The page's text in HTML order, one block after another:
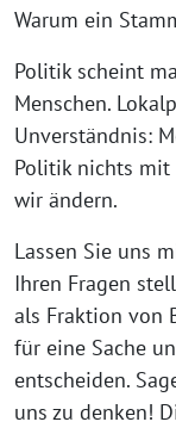
Warum ein
Politik scheint
Menschen.
Unverständnis:
Politik nichts mit
wir ändern.
Lassen Sie uns
Ihren Fragen
als Fraktion von
für eine Sache
entscheiden.
uns zu denken!